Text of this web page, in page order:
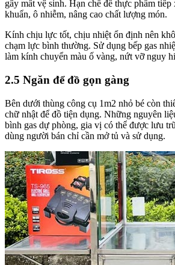
gây mất vệ sinh. Hạn chế để thực phẩm
khuẩn, ô nhiễm, nâng cao chất lượng món.
Kính chịu lực tốt, chịu nhiệt ổn định nên
chạm lực bình thường. Sử dụng bếp gas
làm kính chuyển màu ố vàng, nứt vỡ nguy
2.5 Ngăn để đồ gọn gàng
Bên dưới thùng công cụ 1m2 nhỏ bé còn
chữ nhật để đồ tiện dụng. Những nguyên
bình gas dự phòng, gia vị có thể được lưu
dùng người bán chỉ cần mở tủ và sử dụng.